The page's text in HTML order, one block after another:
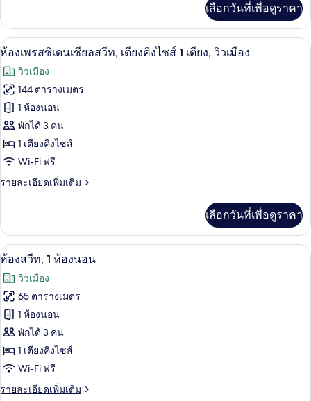
วิว
เมือง
เกี่ยว
กับ
ห้อง
ท,
ห้อง
นอน,
วิว
เมือง
เลือกวันที่เพื่อดูราคา
เปิด
ภาพถ่าย
ทั้งหมด
ของ
ห้อง
เพรส
ซิ
เดน
ล
สวีท,
เตียง
คิง
ไซส์
เตียง,
วิว
เมือง
ห้องเพรสซิเดนเชียลสวีท, เตียงคิงไซส์
8
ห้องเพรสซิเดนเชียลสวีท, เตียงคิงไซส์ 1 เตียง, วิวเมือง
วิวเมือง
144 ตารางเมตร
1 ห้องนอน
พักได้ 3 คน
1 เตียงคิงไซส์
Wi-Fi ฟรี
รายละเอียดเพิ่มเติม
ราย
เกี่ยว
กับ
ห้อง
ซิ
เดน
เชีย
ล
สวี
ท,
เตียง
คิง
1
เลือกวันที่เพื่อดูราคา
เปิด
ภาพถ่าย
ทั้งหมด
ของ
ห้อง
สวีท,
1
ห้อง
เครื่องนอนระดับพรีเมียม, เตียงพร้อม
6
ห้องสวีท, 1 ห้องนอน
วิวเมือง
65 ตารางเมตร
1 ห้องนอน
พักได้ 3 คน
1 เตียงคิงไซส์
Wi-Fi ฟรี
รายละเอียดเพิ่มเติม
ราย